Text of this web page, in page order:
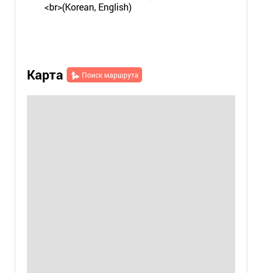
<br>(Korean, English)
Карта Поиск маршрута